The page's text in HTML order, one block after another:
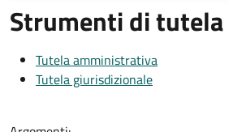
Strumenti di tutela
Tutela amministrativa
Tutela giurisdizionale